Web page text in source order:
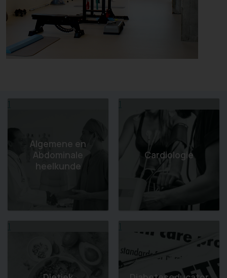
1
Algemene en
Abdominale
heelkunde
1
Cardiologie
1 1